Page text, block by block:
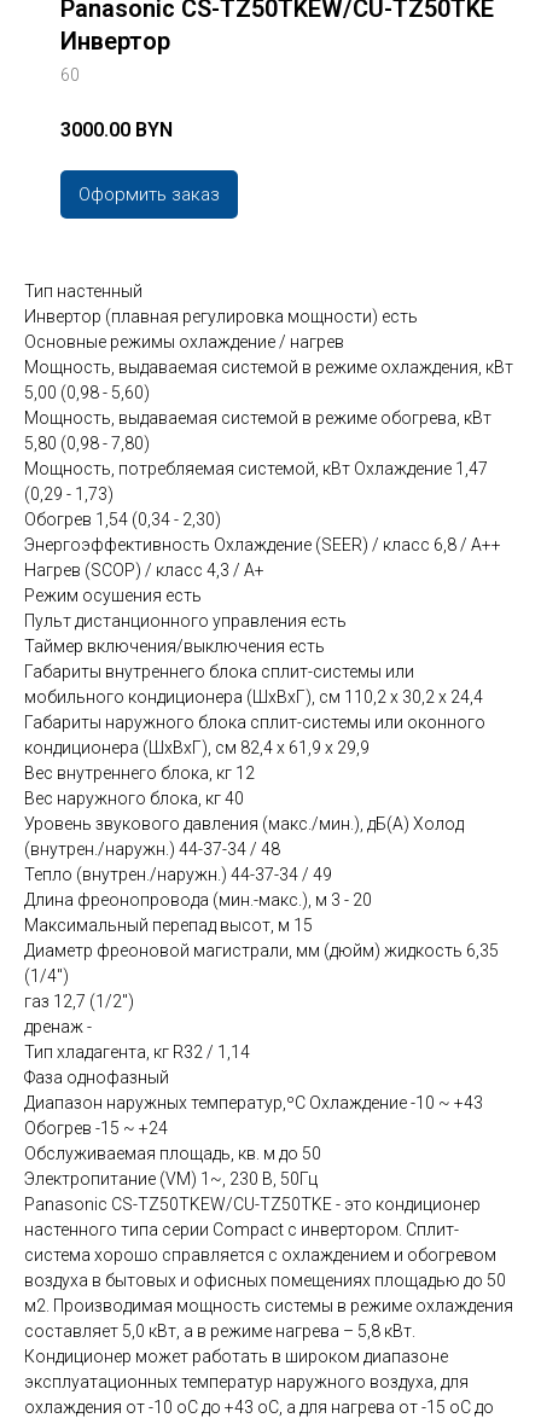
Panasonic CS-TZ50TKEW/CU-TZ50TKE
Инвертор
60
3000.00 BYN
Оформить заказ
Тип настенный
Инвертор (плавная регулировка мощности) есть
Основные режимы охлаждение / нагрев
Мощность, выдаваемая системой в режиме охлаждения, кВт
5,00 (0,98 - 5,60)
Мощность, выдаваемая системой в режиме обогрева, кВт
5,80 (0,98 - 7,80)
Мощность, потребляемая системой, кВт Охлаждение 1,47
(0,29 - 1,73)
Обогрев 1,54 (0,34 - 2,30)
Энергоэффективность Охлаждение (SEER) / класс 6,8 / А++
Нагрев (SCOP) / класс 4,3 / A+
Режим осушения есть
Пульт дистанционного управления есть
Таймер включения/выключения есть
Габариты внутреннего блока сплит-системы или
мобильного кондиционера (ШxВxГ), см 110,2 x 30,2 x 24,4
Габариты наружного блока сплит-системы или оконного
кондиционера (ШxВxГ), см 82,4 x 61,9 x 29,9
Вес внутреннего блока, кг 12
Вес наружного блока, кг 40
Уровень звукового давления (макс./мин.), дБ(А) Холод
(внутрен./наружн.) 44-37-34 / 48
Тепло (внутрен./наружн.) 44-37-34 / 49
Длина фреонопровода (мин.-макс.), м 3 - 20
Максимальный перепад высот, м 15
Диаметр фреоновой магистрали, мм (дюйм) жидкость 6,35
(1/4")
газ 12,7 (1/2")
дренаж -
Тип хладагента, кг R32 / 1,14
Фаза однофазный
Диапазон наружных температур,ºС Охлаждение -10 ~ +43
Обогрев -15 ~ +24
Обслуживаемая площадь, кв. м до 50
Электропитание (VM) 1~, 230 В, 50Гц
Panasonic CS-TZ50TKEW/CU-TZ50TKE - это кондиционер
настенного типа серии Compact с инвертором. Сплит-
система хорошо справляется с охлаждением и обогревом
воздуха в бытовых и офисных помещениях площадью до 50
м2. Производимая мощность системы в режиме охлаждения
составляет 5,0 кВт, а в режиме нагрева – 5,8 кВт.
Кондиционер может работать в широком диапазоне
эксплуатационных температур наружного воздуха, для
охлаждения от -10 oС до +43 oС, а для нагрева от -15 oС до